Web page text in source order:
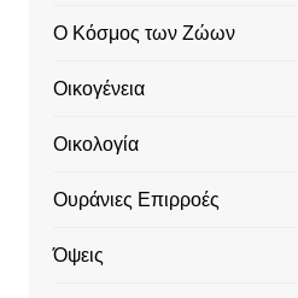
Ο Κόσμος των Ζώων
Οικογένεια
Οικολογία
Ουράνιες Επιρροές
Όψεις